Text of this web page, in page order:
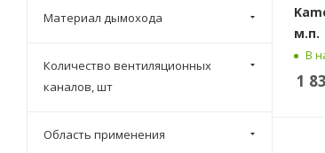
м.п.
В
1
Материал дымохода
Количество вентиляционных
каналов, шт
Область применения